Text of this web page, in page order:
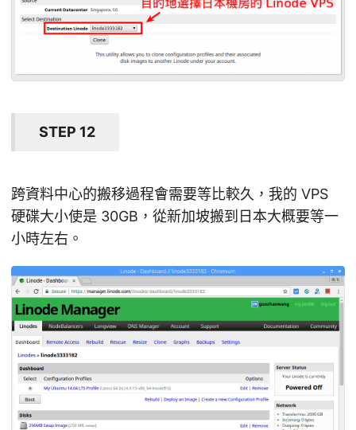
STEP 12
跨資料中心的搬移過程會需要等比較久，我的 VPS
硬碟大小使是 30GB，從新加坡搬到日本大概要等一
小時左右。